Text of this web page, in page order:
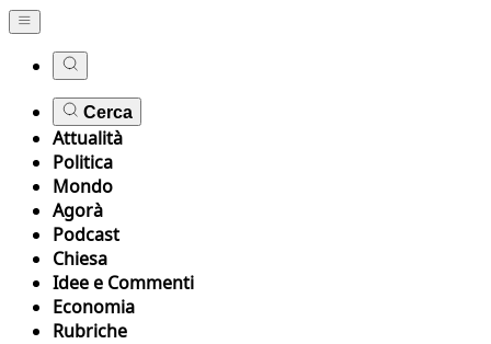
Cerca
Attualità
Politica
Mondo
Agorà
Podcast
Chiesa
Idee e Commenti
Economia
Rubriche